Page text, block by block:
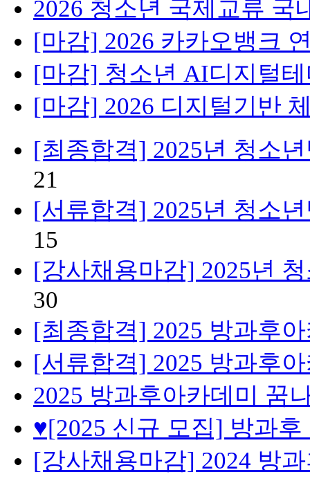
2026 청소년 국제교류 국
[마감] 2026 카카오뱅크
[마감] 청소년 AI디지털
[마감] 2026 디지털기반
[최종합격] 2025년 청소
21
[서류합격] 2025년 청소
15
[강사채용마감] 2025년
30
[최종합격] 2025 방과후
[서류합격] 2025 방과후
2025 방과후아카데미 꿈
♥[2025 신규 모집] 방과
[강사채용마감] 2024 방